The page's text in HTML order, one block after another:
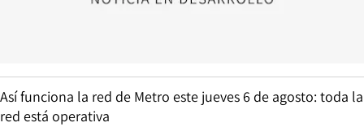
Así funciona la red de Metro este jueves 6 de agosto: toda la
red está operativa